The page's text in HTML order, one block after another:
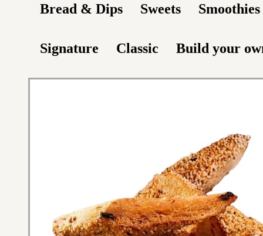
Bread & Dips Sweets Smoothies
Signature Classic Build your